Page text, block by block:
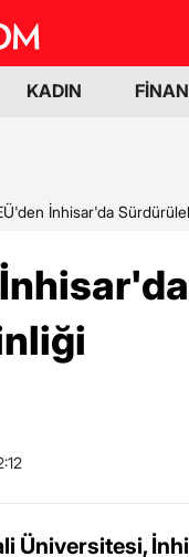
KADIN
İnhisar'da
Üniversitesi,